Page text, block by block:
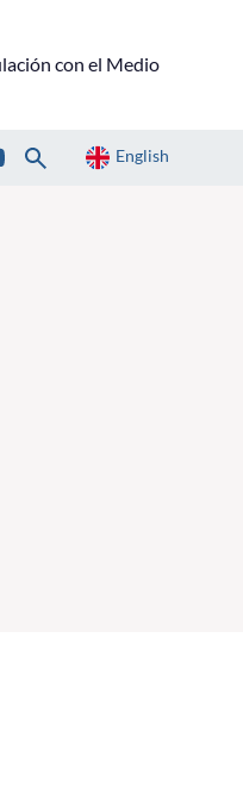
con el Medio
English